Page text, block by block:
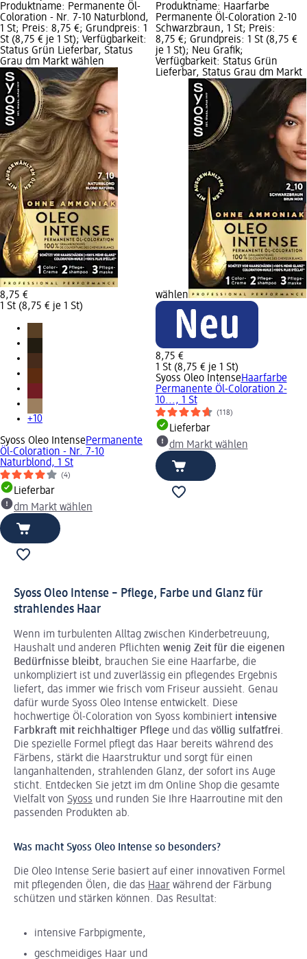
Produktname: Permanente Öl-
Coloration - Nr. 7-10 Naturblond,
1 St; Preis: 8,75 €; Grundpreis: 1
St (8,75 € je 1 St); Verfügbarkeit:
Status Grün Lieferbar, Status
Grau dm Markt wählen
8,75 €
1 St (8,75 € je 1 St)
+10
Syoss Oleo IntensePermanente
Öl-Coloration - Nr. 7-10
Naturblond, 1 St
(4)
Lieferbar
dm Markt wählen
Produktname: Haarfarbe
Permanente Öl-Coloration 2-10
Schwarzbraun, 1 St; Preis:
8,75 €; Grundpreis: 1 St (8,75 €
je 1 St); Neu Grafik;
Verfügbarkeit: Status Grün
Lieferbar, Status Grau dm Markt
wählen
8,75 €
1 St (8,75 € je 1 St)
Syoss Oleo IntenseHaarfarbe
Permanente Öl-Coloration 2-
10..., 1 St
(118)
Lieferbar
dm Markt wählen
Syoss Oleo Intense – Pflege, Farbe und Glanz für
strahlendes Haar
Wenn im turbulenten Alltag zwischen Kinderbetreuung,
Haushalt und anderen Pflichten wenig Zeit für die eigenen
Bedürfnisse bleibt, brauchen Sie eine Haarfarbe, die
unkompliziert ist und zuverlässig ein pflegendes Ergebnis
liefert, das immer wie frisch vom Friseur aussieht. Genau
dafür wurde Syoss Oleo Intense entwickelt. Diese
hochwertige Öl-Coloration von Syoss kombiniert intensive
Farbkraft mit reichhaltiger Pflege und das völlig sulfatfrei.
Die spezielle Formel pflegt das Haar bereits während des
Färbens, stärkt die Haarstruktur und sorgt für einen
langanhaltenden, strahlenden Glanz, der sofort ins Auge
sticht. Entdecken Sie jetzt im dm Online Shop die gesamte
Vielfalt von Syoss und runden Sie Ihre Haarroutine mit den
passenden Produkten ab.
Was macht Syoss Oleo Intense so besonders?
Die Oleo Intense Serie basiert auf einer innovativen Formel
mit pflegenden Ölen, die das Haar während der Färbung
schützen und stärken können. Das Resultat:
intensive Farbpigmente,
geschmeidiges Haar und